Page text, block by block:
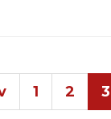
1 2 3